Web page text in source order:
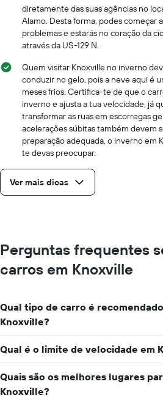
diretamente das suas agências no
Alamo. Desta forma, podes começar
problemas e estarás no coração da
através da US-129 N.
Quem visitar Knoxville no inverno
conduzir no gelo, pois a neve aqui é
meses frios. Certifica-te de que o
inverno e ajusta a tua velocidade, já
transformar as ruas em escorregas
acelerações súbitas também devem
preparação adequada, o inverno em
te devas preocupar.
Ver mais dicas
Perguntas frequentes
carros em Knoxville
Qual tipo de carro é
Knoxville?
Qual é o limite de velocidade em
Quais são os melhores lugares
Knoxville?